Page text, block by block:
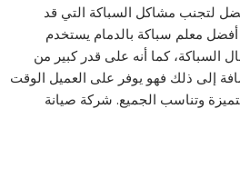
لتجنب مشاكل السباكة التي قد
معلم سباكة بالدمام يستخدم
السباكة، كما أنه على قدر كبير من
إلى ذلك فهو يوفر على العميل الوقت
وتناسب الجميع. شركة صيانة